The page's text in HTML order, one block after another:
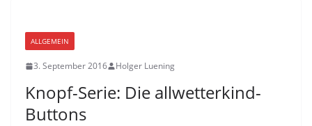
ALLGEMEIN
3. September 2016 Holger Luening
Knopf-Serie: Die allwetterkind-
Buttons